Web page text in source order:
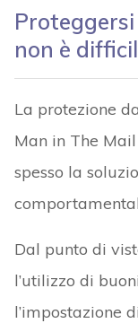
non è
La protezione
Man in The
spesso la
Dal punto di
l’utilizzo di
l’impostazione